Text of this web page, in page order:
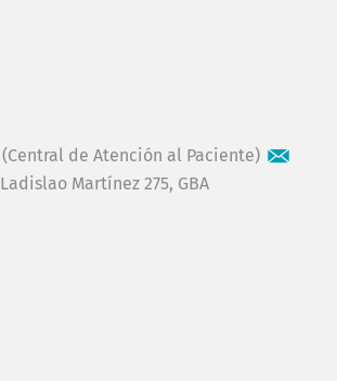
(Central de Atención al Paciente)
Ladislao Martínez 275, GBA